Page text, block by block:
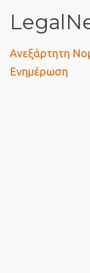
Ανεξάρτητη
Ενημέρωση